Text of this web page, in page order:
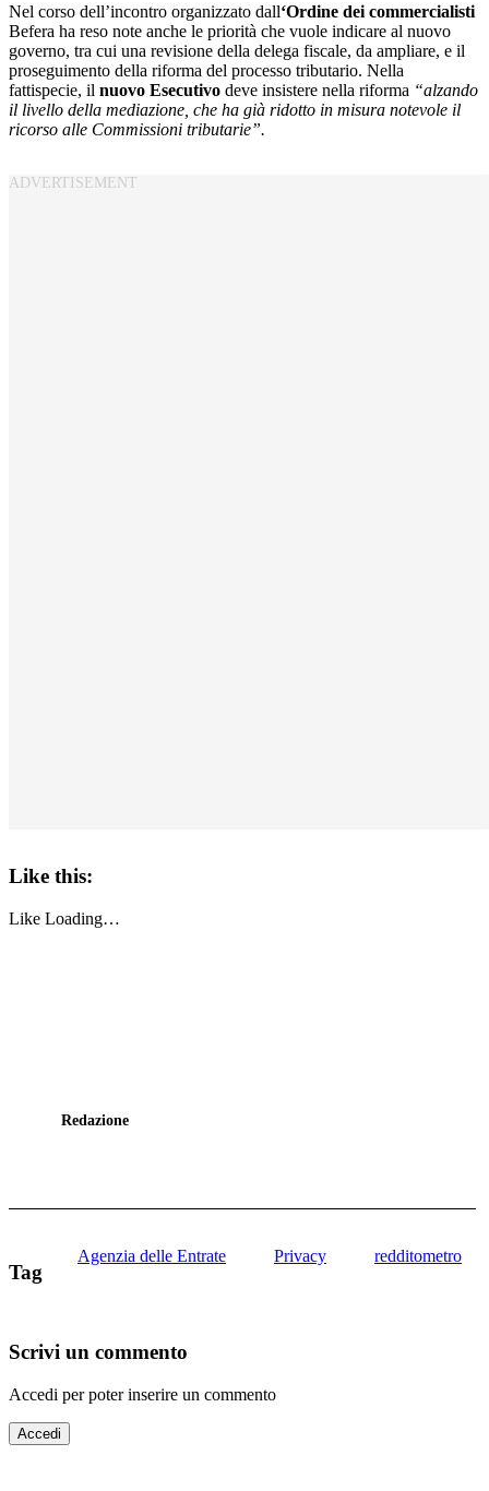
Nel corso dell’incontro organizzato dall‘Ordine dei commercialisti
Befera ha reso note anche le priorità che vuole indicare al nuovo
governo, tra cui una revisione della delega fiscale, da ampliare, e il
proseguimento della riforma del processo tributario. Nella
fattispecie, il nuovo Esecutivo deve insistere nella riforma “alzando
il livello della mediazione, che ha già ridotto in misura notevole il
ricorso alle Commissioni tributarie”.
Like this:
Like Loading…
Redazione
Tag
Agenzia delle Entrate Privacy redditometro
Scrivi un commento
Accedi per poter inserire un commento
Accedi